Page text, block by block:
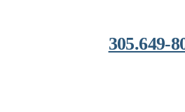
305.649-